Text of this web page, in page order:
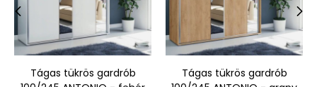
Tágas tükrös gardrób
Tágas tükrös gardrób
‹ ›